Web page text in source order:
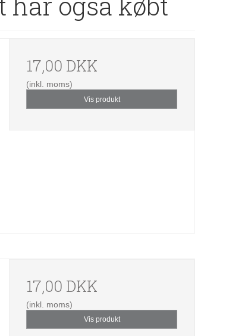
17,00 DKK
(inkl. moms)
Vis produkt
17,00 DKK
(inkl. moms)
Vis produkt